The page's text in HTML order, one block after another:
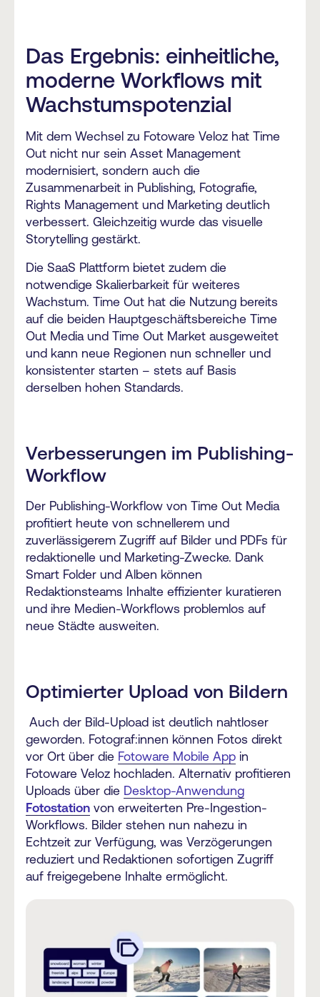
Das Ergebnis: einheitliche,
moderne Workflows mit
Wachstumspotenzial
Mit dem Wechsel zu Fotoware Veloz hat Time
Out nicht nur sein Asset Management
modernisiert, sondern auch die
Zusammenarbeit in Publishing, Fotografie,
Rights Management und Marketing deutlich
verbessert. Gleichzeitig wurde das visuelle
Storytelling gestärkt.
Die SaaS Plattform bietet zudem die
notwendige Skalierbarkeit für weiteres
Wachstum. Time Out hat die Nutzung bereits
auf die beiden Hauptgeschäftsbereiche Time
Out Media und Time Out Market ausgeweitet
und kann neue Regionen nun schneller und
konsistenter starten – stets auf Basis
derselben hohen Standards.
Verbesserungen im Publishing-
Workflow
Der Publishing-Workflow von Time Out Media
profitiert heute von schnellerem und
zuverlässigerem Zugriff auf Bilder und PDFs für
redaktionelle und Marketing-Zwecke. Dank
Smart Folder und Alben können
Redaktionsteams Inhalte effizienter kuratieren
und ihre Medien-Workflows problemlos auf
neue Städte ausweiten.
Optimierter Upload von Bildern
Auch der Bild-Upload ist deutlich nahtloser
geworden. Fotograf:innen können Fotos direkt
vor Ort über die Fotoware Mobile App in
Fotoware Veloz hochladen. Alternativ profitieren
Uploads über die Desktop-Anwendung
Fotostation von erweiterten Pre-Ingestion-
Workflows. Bilder stehen nun nahezu in
Echtzeit zur Verfügung, was Verzögerungen
reduziert und Redaktionen sofortigen Zugriff
auf freigegebene Inhalte ermöglicht.